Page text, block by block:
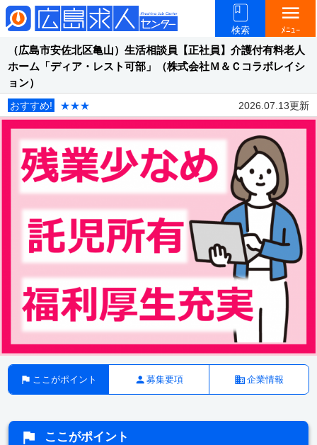
検索
menu
ﾒﾆｭｰ
（広島市安佐北区亀山）生活相談員【正社員】介護付有料老人
ホーム「ディア・レスト可部」（株式会社Ｍ＆Ｃコラボレイシ
ョン）
おすすめ! ★★★ 2026.07.13更新
ここがポイント 募集要項 企業情報
ここがポイント